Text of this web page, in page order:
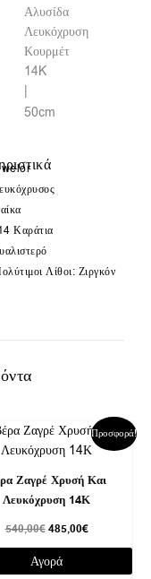
Αλυσίδα
Λευκόχρυση
Κουρμέτ
14K
|
50cm
Καράτια
Λίθοι: Ζιργκόν
Προσφορά!
Ζαγρέ Χρυσή Και
Λευκόχρυση 14Κ
540,00€
Original
price
was:
485,00€
Η
τρέχουσα
τιμή
485,00€.
Αγορά